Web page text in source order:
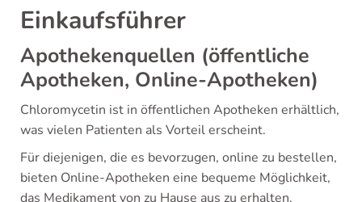
Einkaufsführer
Apothekenquellen (öffentliche
Apotheken, Online-Apotheken)
Chloromycetin ist in öffentlichen Apotheken erhältlich,
was vielen Patienten als Vorteil erscheint.
Für diejenigen, die es bevorzugen, online zu bestellen,
bieten Online-Apotheken eine bequeme Möglichkeit,
das Medikament von zu Hause aus zu erhalten.